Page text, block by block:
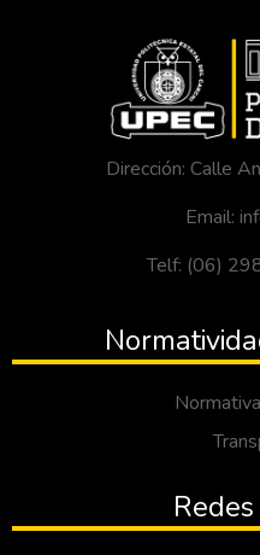
Dirección: Calle
Email:
Telf: (06)